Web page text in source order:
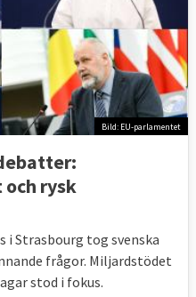
Bild: EU-parlamentet
rysk
i Strasbourg tog svenska
frågor. Miljardstödet
stod i fokus.